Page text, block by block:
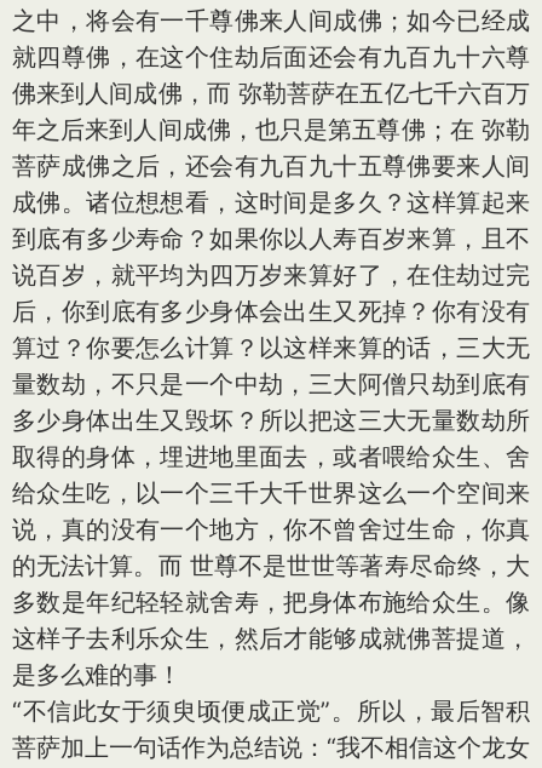
之中，将会有一千尊佛来人间成佛；如今已经成
就四尊佛，在这个住劫后面还会有九百九十六尊
佛来到人间成佛，而 弥勒菩萨在五亿七千六百万
年之后来到人间成佛，也只是第五尊佛；在 弥勒
菩萨成佛之后，还会有九百九十五尊佛要来人间
成佛。诸位想想看，这时间是多久？这样算起来
到底有多少寿命？如果你以人寿百岁来算，且不
说百岁，就平均为四万岁来算好了，在住劫过完
后，你到底有多少身体会出生又死掉？你有没有
算过？你要怎么计算？以这样来算的话，三大无
量数劫，不只是一个中劫，三大阿僧只劫到底有
多少身体出生又毁坏？所以把这三大无量数劫所
取得的身体，埋进地里面去，或者喂给众生、舍
给众生吃，以一个三千大千世界这么一个空间来
说，真的没有一个地方，你不曾舍过生命，你真
的无法计算。而 世尊不是世世等著寿尽命终，大
多数是年纪轻轻就舍寿，把身体布施给众生。像
这样子去利乐众生，然后才能够成就佛菩提道，
是多么难的事！
“不信此女于须臾顷便成正觉”。所以，最后智积
菩萨加上一句话作为总结说：“我不相信这个龙女